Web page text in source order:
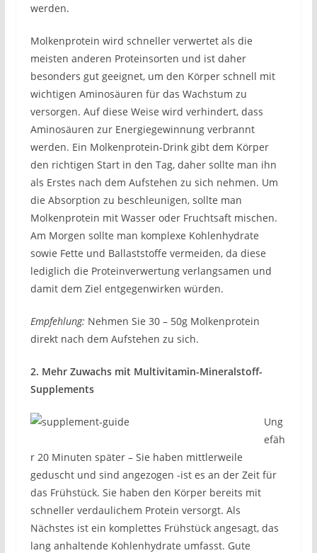
werden.
Molkenprotein wird schneller verwertet als die
meisten anderen Proteinsorten und ist daher
besonders gut geeignet, um den Körper schnell mit
wichtigen Aminosäuren für das Wachstum zu
versorgen. Auf diese Weise wird verhindert, dass
Aminosäuren zur Energiegewinnung verbrannt
werden. Ein Molkenprotein-Drink gibt dem Körper
den richtigen Start in den Tag, daher sollte man ihn
als Erstes nach dem Aufstehen zu sich nehmen. Um
die Absorption zu beschleunigen, sollte man
Molkenprotein mit Wasser oder Fruchtsaft mischen.
Am Morgen sollte man komplexe Kohlenhydrate
sowie Fette und Ballaststoffe vermeiden, da diese
lediglich die Proteinverwertung verlangsamen und
damit dem Ziel entgegenwirken würden.
Empfehlung: Nehmen Sie 30 – 50g Molkenprotein
direkt nach dem Aufstehen zu sich.
2. Mehr Zuwachs mit Multivitamin-Mineralstoff-
Supplements
Ung
efäh
r 20 Minuten später – Sie haben mittlerweile
geduscht und sind angezogen -ist es an der Zeit für
das Frühstück. Sie haben den Körper bereits mit
schneller verdaulichem Protein versorgt. Als
Nächstes ist ein komplettes Frühstück angesagt, das
lang anhaltende Kohlenhydrate umfasst. Gute